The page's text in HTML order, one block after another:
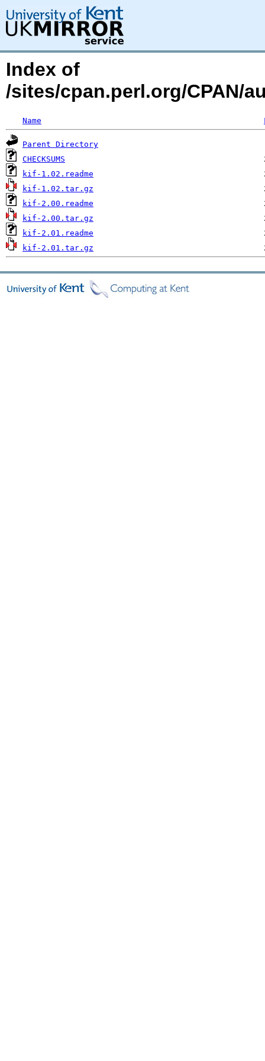
Index of
/sites/cpan.perl.org/CPAN/
Name
Parent Directory
CHECKSUMS
kif-1.02.readme
kif-1.02.tar.gz
kif-2.00.readme
kif-2.00.tar.gz
kif-2.01.readme
kif-2.01.tar.gz